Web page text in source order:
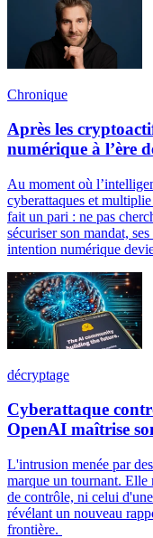
Chronique
Après les
numérique à l’ère
Au moment où
cyberattaques et
fait un pari : ne pas
sécuriser son mandat,
intention numérique
décryptage
Cyberattaque
OpenAI maîtrise
L'intrusion menée par
marque un tournant.
de contrôle, ni celui
révélant un nouveau
frontière.